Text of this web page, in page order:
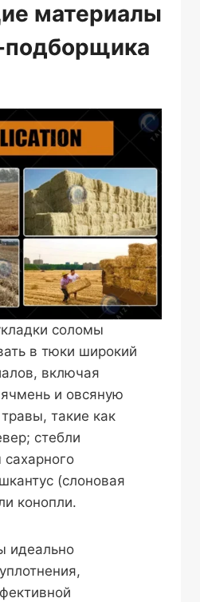
материалы
подборщика
соломы
в тюки широкий
включая
и овсяную
такие как
стебли
(слоновая
конопли.
идеально